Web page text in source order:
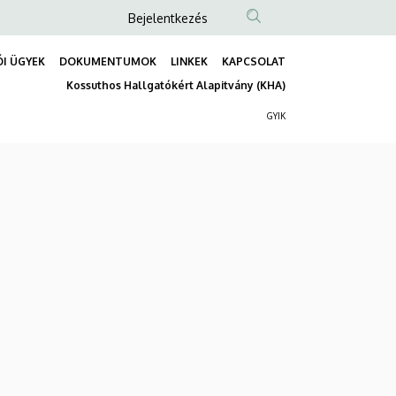
Anonim
fiók
menüje
Bejelentkezés
ÜGYEK DOKUMENTUMOK LINKEK
KAPCSOLAT
Kossuthos Hallgatókért Alapitvány (KHA)
GYIK